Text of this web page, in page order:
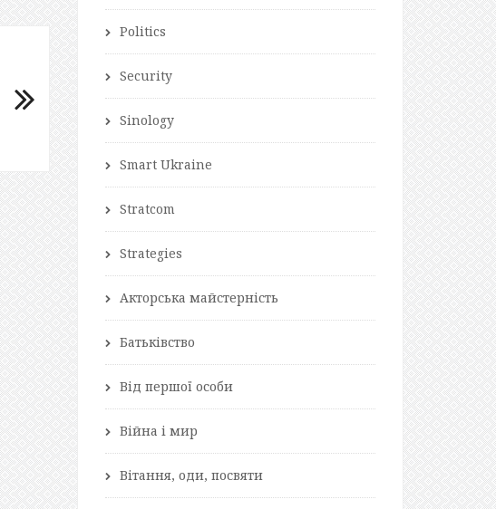
Politics
Security
Sinology
Smart Ukraine
Stratcom
Strategies
Акторська майстерність
Батьківство
Від першої особи
Війна і мир
Вітання, оди, посвяти